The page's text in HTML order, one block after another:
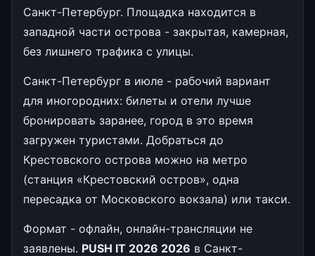
Санкт-Петербург. Площадка находится в
западной части острова - закрытая, камерная,
без лишнего трафика с улицы.
Санкт-Петербург в июле - рабочий вариант
для иногородних: билеты и отели лучше
бронировать заранее, город в это время
загружен туристами. Добраться до
Крестовского острова можно на метро
(станция «Крестовский остров», одна
пересадка от Московского вокзала) или такси.
Формат - офлайн, онлайн-трансляции не
заявлены. PUSH IT 2026 2026 в Санкт-